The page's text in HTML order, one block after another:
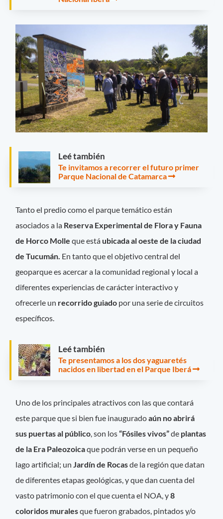
Leé también
Te invitamos a recorrer el futuro primer
Parque Nacional de Catamarca
Tanto el predio como el parque temático están
asociados a la Reserva Experimental de Flora y Fauna
de Horco Molleque está ubicada al oeste de la ciudad
de Tucumán. En tanto que el objetivo central del
geoparque es acercar a la comunidad regional y local a
diferentes experiencias de carácter interactivo y
ofrecerle un recorrido guiado por una serie de circuitos
específicos.
Leé también
Te presentamos a los dos yaguaretés
nacidos en libertad en el Parque Iberá
Uno de los principales atractivos con las que contará
este parque que si bien fue inauguradoaún no abrirá
sus puertas al público, son los“Fósiles vivos”de plantas
de la Era Paleozoicaque podrán verse en un pequeño
lago artificial; unJardín de Rocasde la región que datan
de diferentes etapas geológicas, y que dan cuenta del
vasto patrimonio con el que cuenta el NOA, y8
coloridos muralesque fueron grabados, pintados y/o